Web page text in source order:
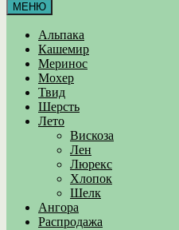
МЕНЮ
Альпака
Кашемир
Меринос
Мохер
Твид
Шерсть
Лето
Вискоза
Лен
Люрекс
Хлопок
Шелк
Ангора
Распродажа